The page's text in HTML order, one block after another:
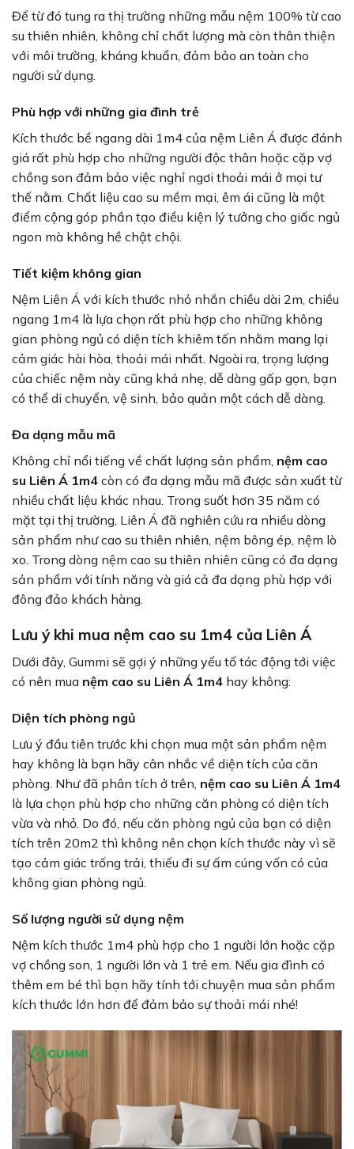
Để từ đó tung ra thị trường những mẫu nệm 100% từ cao
su thiên nhiên, không chỉ chất lượng mà còn thân thiện
với môi trường, kháng khuẩn, đảm bảo an toàn cho
người sử dụng.
Phù hợp với những gia đình trẻ
Kích thước bề ngang dài 1m4 của nệm Liên Á được đánh
giá rất phù hợp cho những người độc thân hoặc cặp vợ
chồng son đảm bảo việc nghỉ ngơi thoải mái ở mọi tư
thế nằm. Chất liệu cao su mềm mại, êm ái cũng là một
điểm cộng góp phần tạo điều kiện lý tưởng cho giấc ngủ
ngon mà không hề chật chội.
Tiết kiệm không gian
Nệm Liên Á với kích thước nhỏ nhắn chiều dài 2m, chiều
ngang 1m4 là lựa chọn rất phù hợp cho những không
gian phòng ngủ có diện tích khiêm tốn nhằm mang lại
cảm giác hài hòa, thoải mái nhất. Ngoài ra, trọng lượng
của chiếc nệm này cũng khá nhẹ, dễ dàng gấp gọn, bạn
có thể di chuyển, vệ sinh, bảo quản một cách dễ dàng.
Đa dạng mẫu mã
Không chỉ nổi tiếng về chất lượng sản phẩm, nệm cao
su Liên Á 1m4 còn có đa dạng mẫu mã được sản xuất từ
nhiều chất liệu khác nhau. Trong suốt hơn 35 năm có
mặt tại thị trường, Liên Á đã nghiên cứu ra nhiều dòng
sản phẩm như cao su thiên nhiên, nệm bông ép, nệm lò
xo. Trong dòng nệm cao su thiên nhiên cũng có đa dạng
sản phẩm với tính năng và giá cả đa dạng phù hợp với
đông đảo khách hàng.
Lưu ý khi mua nệm cao su 1m4 của Liên Á
Dưới đây, Gummi sẽ gợi ý những yếu tố tác động tới việc
có nên mua nệm cao su Liên Á 1m4 hay không:
Diện tích phòng ngủ
Lưu ý đầu tiên trước khi chọn mua một sản phẩm nệm
hay không là bạn hãy cân nhắc về diện tích của căn
phòng. Như đã phân tích ở trên, nệm cao su Liên Á 1m4
là lựa chọn phù hợp cho những căn phòng có diện tích
vừa và nhỏ. Do đó, nếu căn phòng ngủ của bạn có diện
tích trên 20m2 thì không nên chọn kích thước này vì sẽ
tạo cảm giác trống trải, thiếu đi sự ấm cúng vốn có của
không gian phòng ngủ.
Số lượng người sử dụng nệm
Nệm kích thước 1m4 phù hợp cho 1 người lớn hoặc cặp
vợ chồng son, 1 người lớn và 1 trẻ em. Nếu gia đình có
thêm em bé thì bạn hãy tính tới chuyện mua sản phẩm
kích thước lớn hơn để đảm bảo sự thoải mái nhé!